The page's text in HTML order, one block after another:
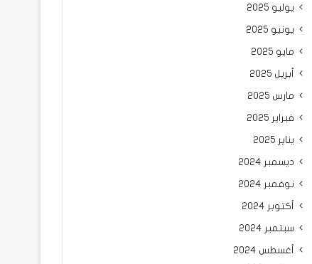
يوليو 2025
يونيو 2025
مايو 2025
أبريل 2025
مارس 2025
فبراير 2025
يناير 2025
ديسمبر 2024
نوفمبر 2024
أكتوبر 2024
سبتمبر 2024
أغسطس 2024